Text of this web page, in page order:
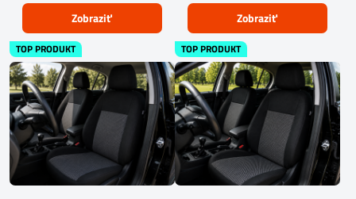
Zobraziť Zobraziť
TOP PRODUKT TOP PRODUKT